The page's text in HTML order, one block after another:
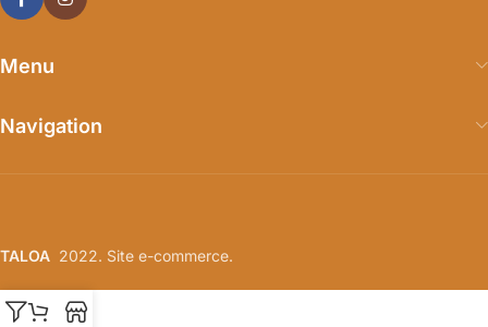
Menu
Navigation
TALOA 2022. Site e-commerce.